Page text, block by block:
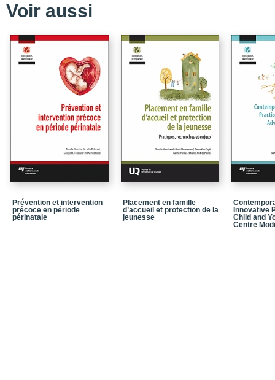
Chapitre 4_Les
le phénomène de
Chapitre 5_Stress
intellectuelle
Chapitre 6_Dépistage
enfants et les
pratiques pour le
Notices biographiques
Bibliographie
Index onomastique
Voir aussi
Prévention et intervention
précoce en période
périnatale
Placement en famille
d’accueil et protection de la
jeunesse
Innovative
Child and
Centre